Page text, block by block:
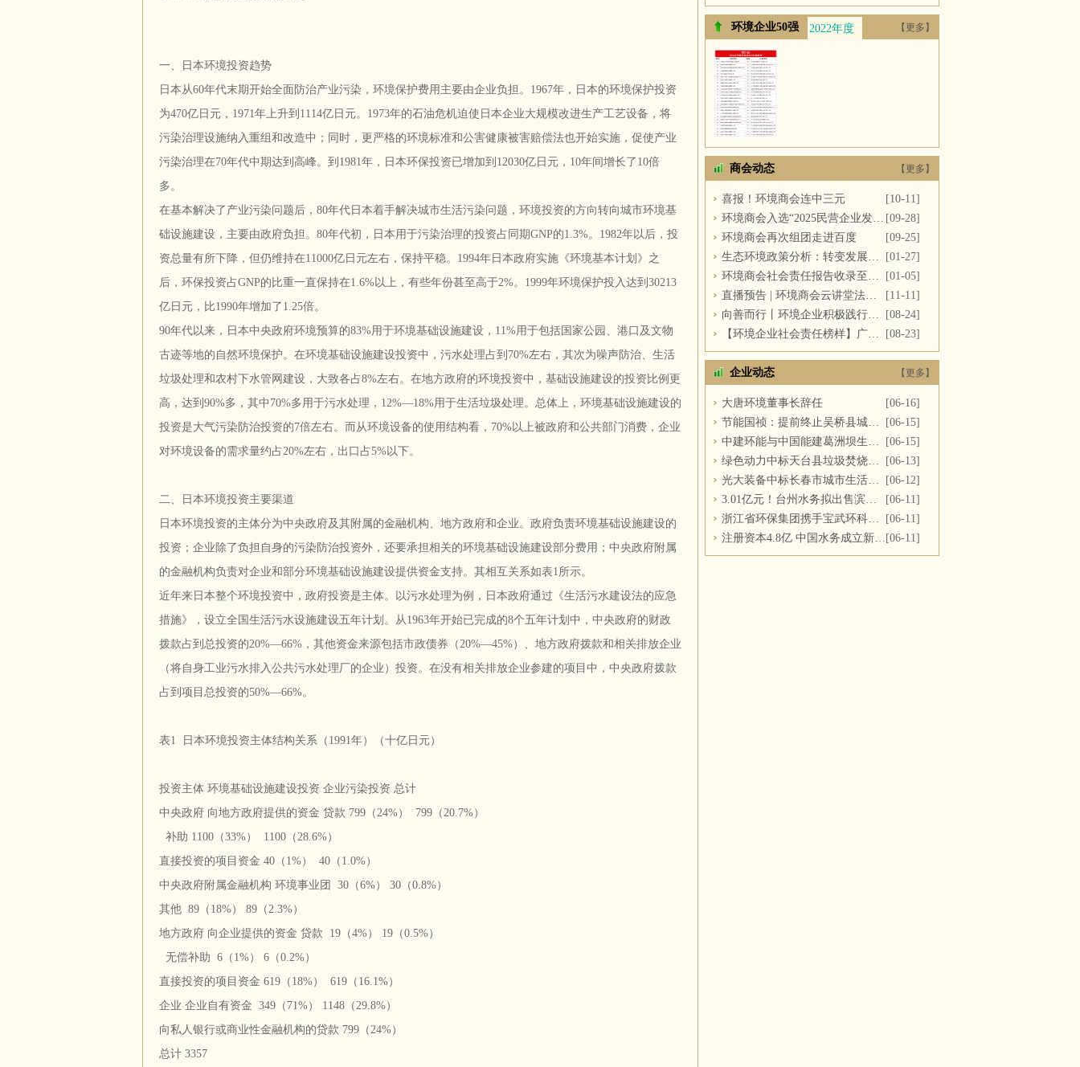
一、日本环境投资趋势
日本从60年代末期开始全面防治产业污染，环境保护费用主要由企业负担。1967年，日本的环境保护投资
为470亿日元，1971年上升到1114亿日元。1973年的石油危机迫使日本企业大规模改进生产工艺设备，将
污染治理设施纳入重组和改造中；同时，更严格的环境标准和公害健康被害赔偿法也开始实施，促使产业
污染治理在70年代中期达到高峰。到1981年，日本环保投资已增加到12030亿日元，10年间增长了10倍
多。
在基本解决了产业污染问题后，80年代日本着手解决城市生活污染问题，环境投资的方向转向城市环境基
础设施建设，主要由政府负担。80年代初，日本用于污染治理的投资占同期GNP的1.3%。1982年以后，投
资总量有所下降，但仍维持在11000亿日元左右，保持平稳。1994年日本政府实施《环境基本计划》之
后，环保投资占GNP的比重一直保持在1.6%以上，有些年份甚至高于2%。1999年环境保护投入达到30213
亿日元，比1990年增加了1.25倍。
90年代以来，日本中央政府环境预算的83%用于环境基础设施建设，11%用于包括国家公园、港口及文物
古迹等地的自然环境保护。在环境基础设施建设投资中，污水处理占到70%左右，其次为噪声防治、生活
垃圾处理和农村下水管网建设，大致各占8%左右。在地方政府的环境投资中，基础设施建设的投资比例更
高，达到90%多，其中70%多用于污水处理，12%—18%用于生活垃圾处理。总体上，环境基础设施建设的
投资是大气污染防治投资的7倍左右。而从环境设备的使用结构看，70%以上被政府和公共部门消费，企业
对环境设备的需求量约占20%左右，出口占5%以下。
二、日本环境投资主要渠道
日本环境投资的主体分为中央政府及其附属的金融机构、地方政府和企业。政府负责环境基础设施建设的
投资；企业除了负担自身的污染防治投资外，还要承担相关的环境基础设施建设部分费用；中央政府附属
的金融机构负责对企业和部分环境基础设施建设提供资金支持。其相互关系如表1所示。
近年来日本整个环境投资中，政府投资是主体。以污水处理为例，日本政府通过《生活污水建设法的应急
措施》，设立全国生活污水设施建设五年计划。从1963年开始已完成的8个五年计划中，中央政府的财政
拨款占到总投资的20%—66%，其他资金来源包括市政债券（20%—45%）、地方政府拨款和相关排放企业
（将自身工业污水排入公共污水处理厂的企业）投资。在没有相关排放企业参建的项目中，中央政府拨款
占到项目总投资的50%—66%。
表1 日本环境投资主体结构关系（1991年）（十亿日元）
投资主体 环境基础设施建设投资 企业污染投资 总计
中央政府 向地方政府提供的资金 贷款 799（24%） 799（20.7%）
补助 1100（33%） 1100（28.6%）
直接投资的项目资金 40（1%） 40（1.0%）
中央政府附属金融机构 环境事业团 30（6%） 30（0.8%）
其他 89（18%） 89（2.3%）
地方政府 向企业提供的资金 贷款 19（4%） 19（0.5%）
无偿补助 6（1%） 6（0.2%）
直接投资的项目资金 619（18%） 619（16.1%）
企业 企业自有资金 349（71%） 1148（29.8%）
向私人银行或商业性金融机构的贷款 799（24%）
总计 3357
环境企业50强 2022年度 2021年度 2020年度
【更多】
商会动态 【更多】
喜报！环境商会连中三元
[10-11]
环境商会入选“2025民营企业发展新质生产力系列典型案例” [09-28]
环境商会再次组团走进百度
[09-25]
生态环境政策分析：转变发展方式，推进“双碳”目标
[01-27]
环境商会社会责任报告收录至《中国民营企业社会责任报告》
[01-05]
直播预告 | 环境商会云讲堂法务专场第十一期
[11-11]
向善而行丨环境企业积极践行社会责任 彰显优秀榜样力量
[08-24]
【环境企业社会责任榜样】广西碧清源环保投资有限公司
[08-23]
企业动态 【更多】
大唐环境董事长辞任
[06-16]
节能国祯：提前终止吴桥县城区污水处理厂PPP项目合同
[06-15]
中建环能与中国能建葛洲坝生态环保公司开展座谈交流
[06-15]
绿色动力中标天台县垃圾焚烧及飞灰填埋场运维服务
[06-13]
光大装备中标长春市城市生活垃圾处理中心渗滤液系统更新改造项目
[06-12]
3.01亿元！台州水务拟出售滨海水务全部股权
[06-11]
浙江省环保集团携手宝武环科签署战略合作协议
[06-11]
注册资本4.8亿 中国水务成立新公司 [06-11]